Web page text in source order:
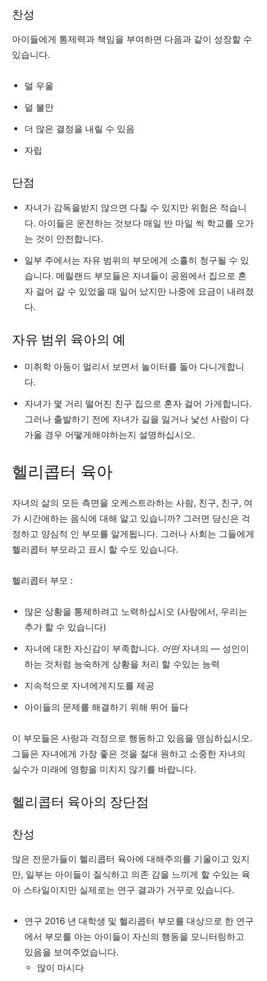
찬성
아이들에게 통제력과 책임을 부여하면 다음과 같이 성장할 수
있습니다.
덜 우울
덜 불안
더 많은 결정을 내릴 수 있음
자립
단점
자녀가 감독을받지 않으면 다칠 수 있지만 위험은 적습니
다. 아이들은 운전하는 것보다 매일 반 마일 씩 학교를 오가
는 것이 안전합니다.
일부 주에서는 자유 범위의 부모에게 소홀히 청구될 수 있
습니다. 메릴랜드 부모들은 자녀들이 공원에서 집으로 혼
자 걸어 갈 수 있었을 때 일어 났지만 나중에 요금이 내려졌
다.
자유 범위 육아의 예
미취학 아동이 멀리서 보면서 놀이터를 돌아 다니게합니
다.
자녀가 몇 거리 떨어진 친구 집으로 혼자 걸어 가게합니다.
그러나 출발하기 전에 자녀가 길을 잃거나 낯선 사람이 다
가올 경우 어떻게해야하는지 설명하십시오.
헬리콥터 육아
자녀의 삶의 모든 측면을 오케스트라하는 사람, 친구, 친구, 여
가 시간에하는 음식에 대해 알고 있습니까? 그러면 당신은 걱
정하고 양심적 인 부모를 알게됩니다. 그러나 사회는 그들에게
헬리콥터 부모라고 표시 할 수도 있습니다.
헬리콥터 부모 :
많은 상황을 통제하려고 노력하십시오 (사랑에서, 우리는
추가 할 수 있습니다)
자녀에 대한 자신감이 부족합니다. 어떤자녀의 — 성인이
하는 것처럼 능숙하게 상황을 처리 할 수있는 능력
지속적으로 자녀에게지도를 제공
아이들의 문제를 해결하기 위해 뛰어 들다
이 부모들은 사랑과 걱정으로 행동하고 있음을 명심하십시오.
그들은 자녀에게 가장 좋은 것을 절대 원하고 소중한 자녀의
실수가 미래에 영향을 미치지 않기를 바랍니다.
헬리콥터 육아의 장단점
찬성
많은 전문가들이 헬리콥터 육아에 대해주의를 기울이고 있지
만, 일부는 아이들이 질식하고 의존 감을 느끼게 할 수있는 육
아 스타일이지만 실제로는 연구 결과가 거꾸로 있습니다.
연구 2016 년 대학생 및 헬리콥터 부모를 대상으로 한 연구
에서 부모를 아는 아이들이 자신의 행동을 모니터링하고
있음을 보여주었습니다.
많이 마시다